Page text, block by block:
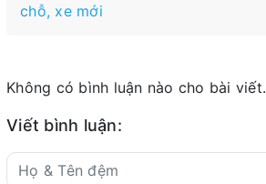
chỗ, xe mới
Không có bình luận nào cho bài viết.
Viết bình luận: